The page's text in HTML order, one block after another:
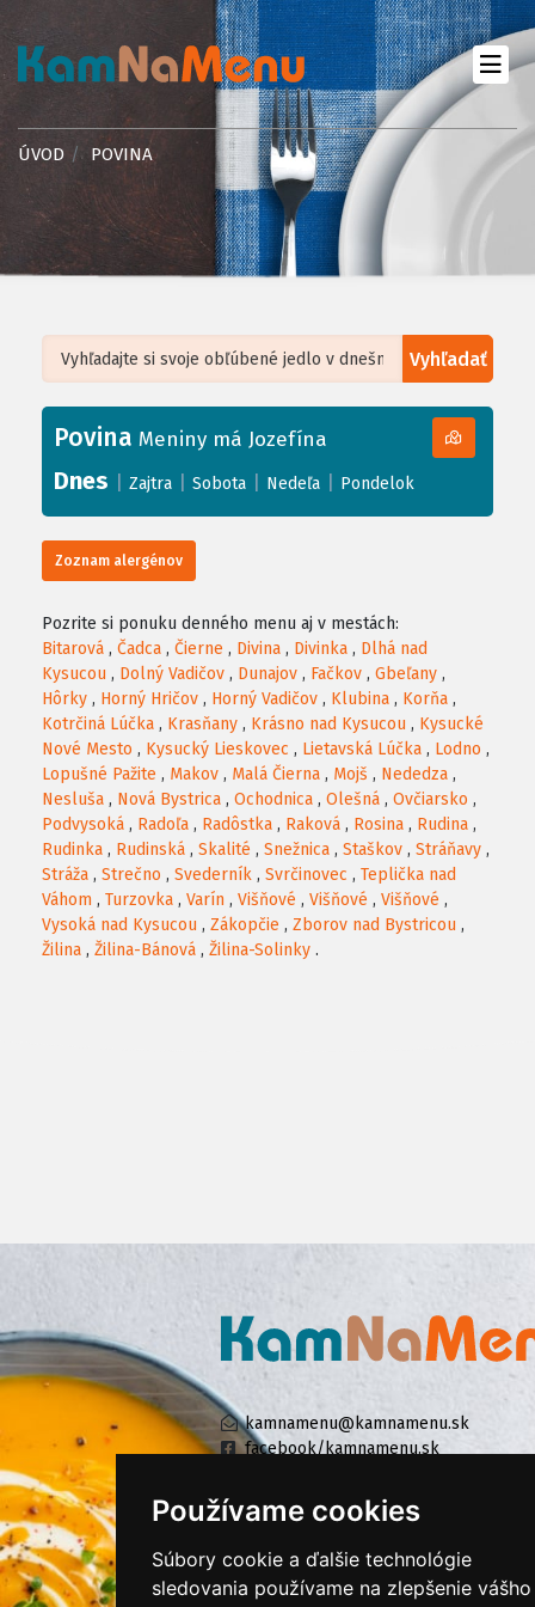
Používame cookies
Súbory cookie a ďalšie technológie
sledovania používame na zlepšenie vášho
ÚVOD POVINA
Vyhľadať
+
−
Leaflet| ©OpenStreetMap, Tiles courtesy ofHumanitarian OpenStreetMap
Povina Meniny má Jozefína
Dnes Zajtra Sobota Nedeľa Pondelok
Zoznam alergénov
Pozrite si ponuku denného menu aj v mestách:
Bitarová , Čadca , Čierne , Divina , Divinka , Dlhá nad
Kysucou , Dolný Vadičov , Dunajov , Fačkov , Gbeľany ,
Hôrky , Horný Hričov , Horný Vadičov , Klubina , Korňa ,
Kotrčiná Lúčka , Krasňany , Krásno nad Kysucou , Kysucké
Nové Mesto , Kysucký Lieskovec , Lietavská Lúčka , Lodno ,
Lopušné Pažite , Makov , Malá Čierna , Mojš , Nededza ,
Nesluša , Nová Bystrica , Ochodnica , Olešná , Ovčiarsko ,
Podvysoká , Radoľa , Radôstka , Raková , Rosina , Rudina ,
Rudinka , Rudinská , Skalité , Snežnica , Staškov , Stráňavy ,
Stráža , Strečno , Svederník , Svrčinovec , Teplička nad
Váhom , Turzovka , Varín , Višňové , Višňové , Višňové ,
Vysoká nad Kysucou , Zákopčie , Zborov nad Bystricou ,
Žilina , Žilina-Bánová , Žilina-Solinky .
kamnamenu@kamnamenu.sk
facebook/kamnamenu.sk
KONTAKTUJTE NÁS